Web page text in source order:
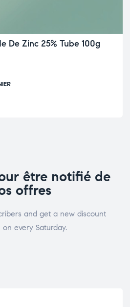
De Zinc 25% Tube 100g
être notifié de
offres
and get a new discount
every Saturday.